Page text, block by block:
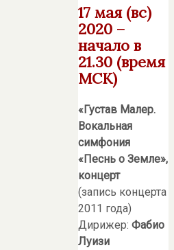
17 мая (вс)
2020 –
начало в
21.30 (время
МСК)
«Густав Малер.
Вокальная
симфония
«Песнь о Земле»,
концерт
(запись концерта
2011 года)
Дирижер: Фабио
Луизи